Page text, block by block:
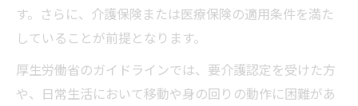
要介護認定と訪問リハビリの関係性
介護保険利用時の訪問リハビリ手続き
訪問リハビリ頻度と介護保険のルール
介護保険で訪問リハビリを受ける流れ
す。さらに、介護保険または医療保険の適用条件を満た
していることが前提となります。
厚生労働省のガイドラインでは、要介護認定を受けた方
や、日常生活において移動や身の回りの動作に困難があ